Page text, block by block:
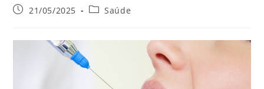
21/05/2025 Saúde